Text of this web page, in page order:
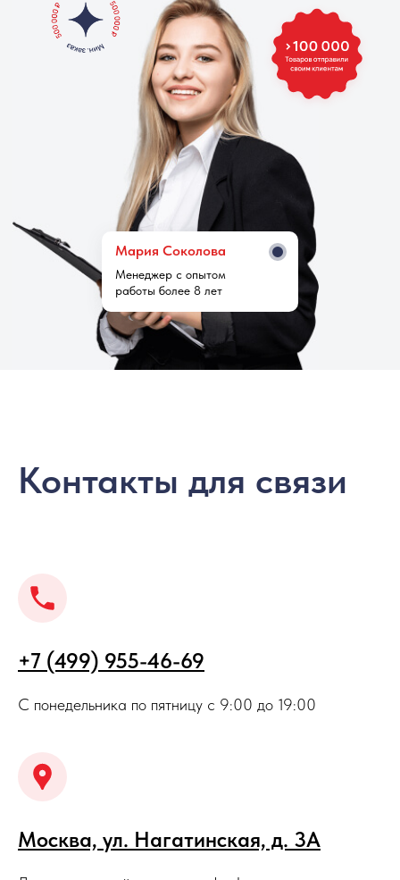
Менеджер с опытом
работы более 8 лет
Мария Cоколова
Контакты для связи
+7 (499) 955-46-69
С понедельника по пятницу с 9:00 до 19:00
Москва, ул. Нагатинская, д. 3A